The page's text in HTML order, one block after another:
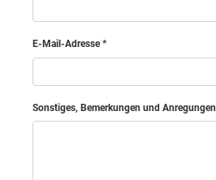
Lilienfeld
Mödling
E-Mail-Adresse
Sonstiges, Bemerkungen und Anregungen